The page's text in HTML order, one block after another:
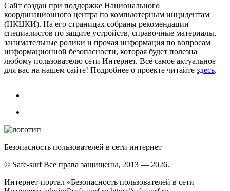
Сайт создан при поддержке Национального
координационного центра по компьютерным инцидентам
(НКЦКИ). На его страницах собраны рекомендации
специалистов по защите устройств, справочные материалы,
занимательные ролики и прочая информация по вопросам
информационной безопасности, которая будет полезна
любому пользователю сети Интернет. Всё самое актуальное
для вас на нашем сайте! Подробнее о проекте читайте здесь.
Безопасность пользователей в сети интернет
© Safe-surf Все права защищены, 2013 — 2026.
Интернет-портал «Безопасность пользователей в сети